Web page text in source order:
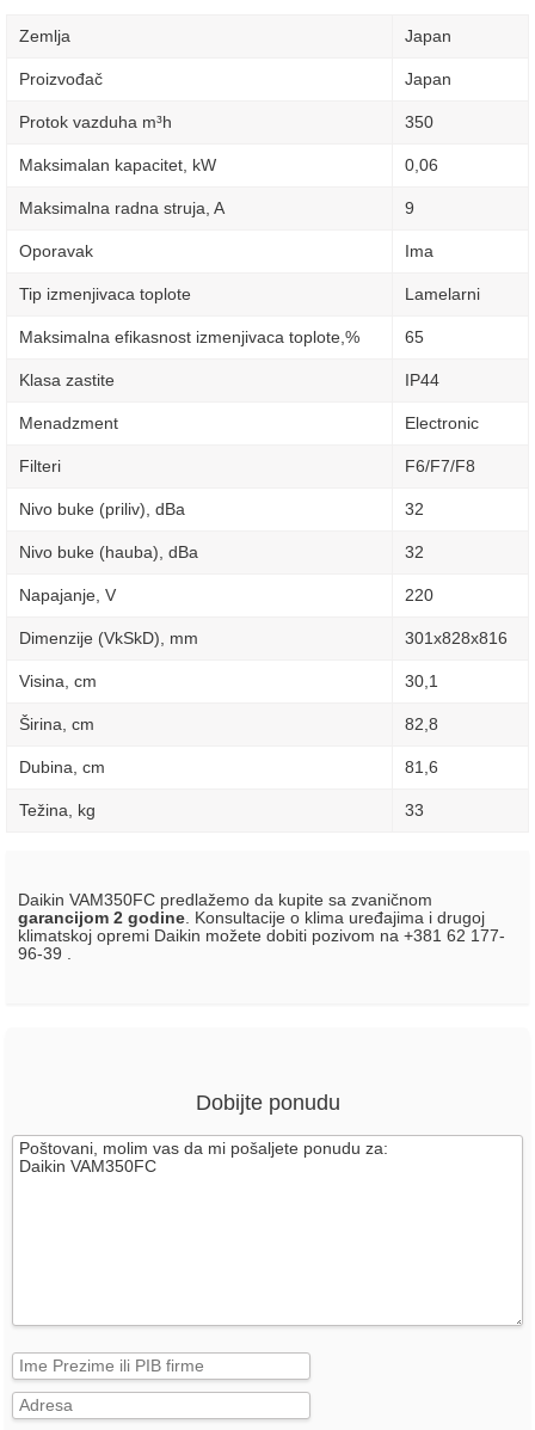
Zemlja Japan
Proizvođač Japan
Protok vazduha m³h 350
Maksimalan kapacitet, kW 0,06
Maksimalna radna struja, A 9
Oporavak Ima
Tip izmenjivaca toplote Lamelarni
Maksimalna efikasnost izmenjivaca toplote,% 65
Klasa zastite IP44
Menadzment Electronic
Filteri F6/F7/F8
Nivo buke (priliv), dBa 32
Nivo buke (hauba), dBa 32
Napajanje, V 220
Dimenzije (VkSkD), mm 301x828x816
Visina, сm 30,1
Širina, сm 82,8
Dubina, сm 81,6
Težina, kg 33
Daikin VAM350FC predlažemo da kupite sa zvaničnom
garancijom 2 godine. Konsultacije o klima uređajima i drugoj
klimatskoj opremi Daikin možete dobiti pozivom na +381 62 177-
96-39 .
Dobijte ponudu